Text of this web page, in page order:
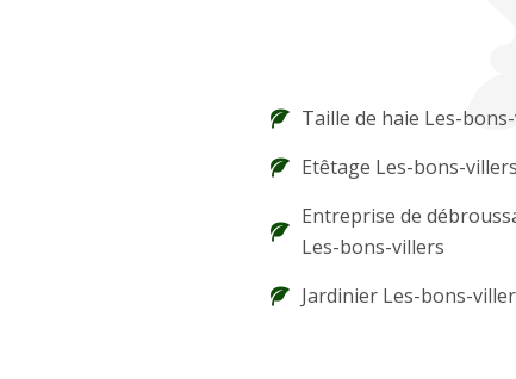
Taille de haie Les-
Etêtage Les-bons-villers
Entreprise de
Les-bons-villers
Jardinier Les-bons-